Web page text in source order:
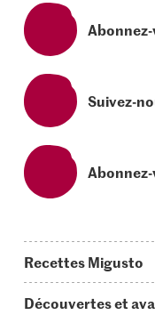
Suivez-
Recettes Migusto
Découvertes et